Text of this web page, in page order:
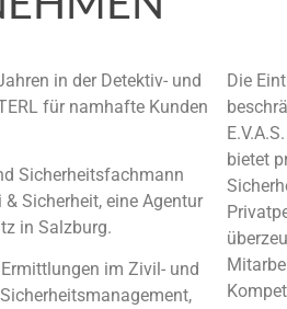
in der Detektiv- und
für namhafte Kunden
Sicherheitsfachmann
& Sicherheit, eine Agentur
in Salzburg.
im Zivil- und
Die
bietet